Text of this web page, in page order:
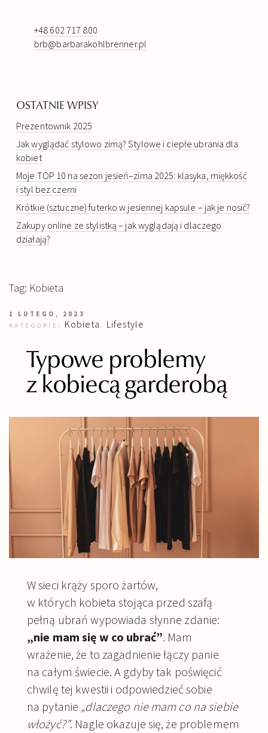
+48 602 717 800
brb@barbarakohlbrenner.pl
OSTATNIE WPISY
Prezentownik 2025
Jak wyglądać stylowo zimą? Stylowe i ciepłe ubrania dla
kobiet
Moje TOP 10 na sezon jesień–zima 2025: klasyka, miękkość
i styl bez czerni
Krótkie (sztuczne) futerko w jesiennej kapsule – jak je nosić?
Zakupy online ze stylistką – jak wyglądają i dlaczego
działają?
Tag: Kobieta
1 LUTEGO, 2023
KATEGORIE: Kobieta Lifestyle
Typowe problemy
z kobiecą garderobą
W sieci krąży sporo żartów,
w których kobieta stojąca przed szafą
pełną ubrań wypowiada słynne zdanie:
„nie mam się w co ubrać”. Mam
wrażenie, że to zagadnienie łączy panie
na całym świecie. A gdyby tak poświęcić
chwilę tej kwestii i odpowiedzieć sobie
na pytanie „dlaczego nie mam co na siebie
włożyć?”. Nagle okazuje się, że problemem